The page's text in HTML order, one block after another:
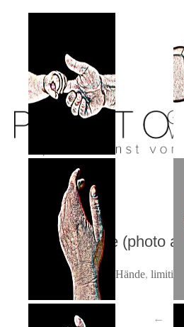
17<br>limitierte
edition
haende-33
hände (photo
Schlagwörter: Hände,
←